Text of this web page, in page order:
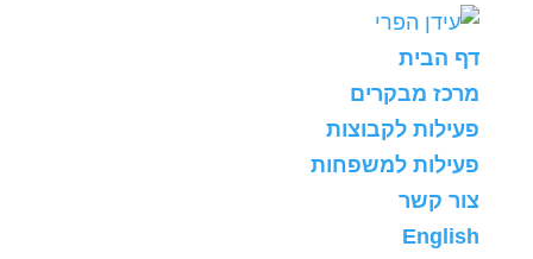
דף הבית
מרכז מבקרים
פעילות לקבוצות
פעילות למשפחות
צור קשר
English